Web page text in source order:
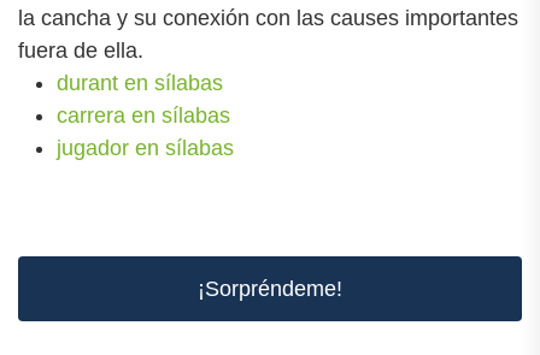
la cancha y su conexión con las causes importantes
fuera de ella.
durant en sílabas
carrera en sílabas
jugador en sílabas
¡Sorpréndeme!